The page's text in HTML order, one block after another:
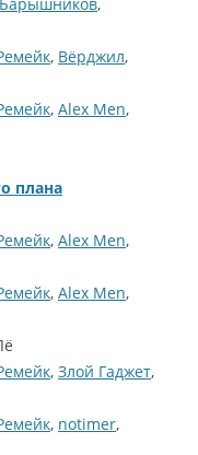
, Вёрджил,
, Alex Men,
плана
, Alex Men,
, Alex Men,
, Злой Гаджет,
, notimer,